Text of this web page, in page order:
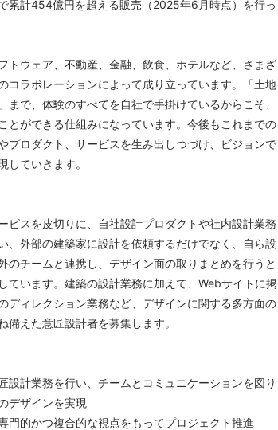
累計454億円を超える販売（2025年6月時点）を行っ
トウェア、不動産、金融、飲食、ホテルなど、さまざ
コラボレーションによって成り立っています。「土地
で、体験のすべてを自社で手掛けているからこそ、
とができる仕組みになっています。今後もこれまでの
プロダクト、サービスを生み出しつづけ、ビジョンで
していきます。
ビスを皮切りに、自社設計プロダクトや社内設計業務
、外部の建築家に設計を依頼するだけでなく、自ら設
のチームと連携し、デザイン面の取りまとめを行うと
ています。建築の設計業務に加えて、Webサイトに掲
ディレクション業務など、デザインに関する多方面の
えた意匠設計者を募集します。
設計業務を行い、チームとコミュニケーションを図り
デザインを実現
門的かつ複合的な視点をもってプロジェクト推進